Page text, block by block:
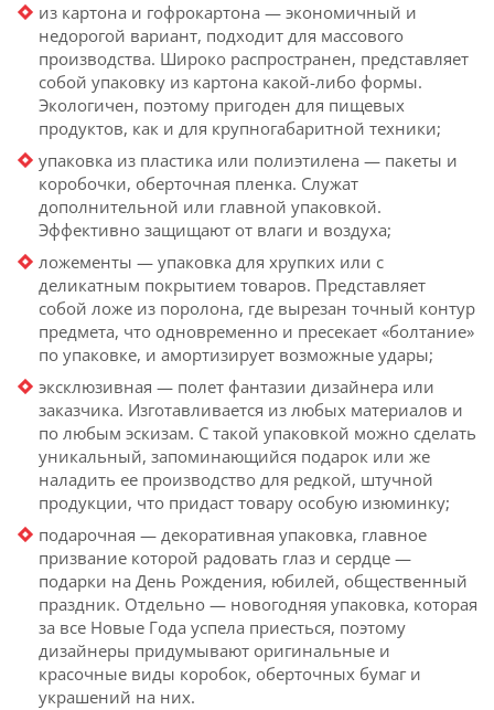
из картона и гофрокартона — экономичный и
недорогой вариант, подходит для массового
производства. Широко распространен, представляет
собой упаковку из картона какой-либо формы.
Экологичен, поэтому пригоден для пищевых
продуктов, как и для крупногабаритной техники;
упаковка из пластика или полиэтилена — пакеты и
коробочки, оберточная пленка. Служат
дополнительной или главной упаковкой.
Эффективно защищают от влаги и воздуха;
ложементы — упаковка для хрупких или с
деликатным покрытием товаров. Представляет
собой ложе из поролона, где вырезан точный контур
предмета, что одновременно и пресекает «болтание»
по упаковке, и амортизирует возможные удары;
эксклюзивная — полет фантазии дизайнера или
заказчика. Изготавливается из любых материалов и
по любым эскизам. С такой упаковкой можно сделать
уникальный, запоминающийся подарок или же
наладить ее производство для редкой, штучной
продукции, что придаст товару особую изюминку;
подарочная — декоративная упаковка, главное
призвание которой радовать глаз и сердце —
подарки на День Рождения, юбилей, общественный
праздник. Отдельно — новогодняя упаковка, которая
за все Новые Года успела приесться, поэтому
дизайнеры придумывают оригинальные и
красочные виды коробок, оберточных бумаг и
украшений на них.